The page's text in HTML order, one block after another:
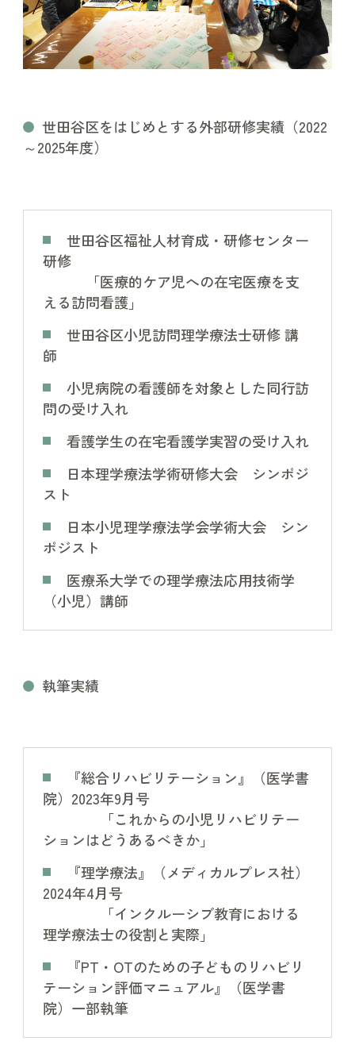
世田谷区をはじめとする外部研修実績（2022
～2025年度）
世田谷区福祉人材育成・研修センター
研修
「医療的ケア児への在宅医療を支
える訪問看護」
世田谷区小児訪問理学療法士研修 講
師
小児病院の看護師を対象とした同行訪
問の受け入れ
看護学生の在宅看護学実習の受け入れ
日本理学療法学術研修大会 シンポジ
スト
日本小児理学療法学会学術大会 シン
ポジスト
医療系大学での理学療法応用技術学
（小児）講師
執筆実績
『総合リハビリテーション』（医学書
院）2023年9月号
「これからの小児リハビリテー
ションはどうあるべきか」
『理学療法』（メディカルプレス社）
2024年4月号
「インクルーシブ教育における
理学療法士の役割と実際」
『PT・OTのための子どものリハビリ
テーション評価マニュアル』（医学書
院）一部執筆